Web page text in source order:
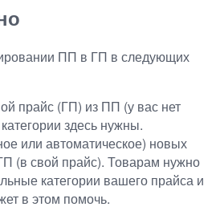
ПП в ГП в следующих
прайс (ГП) из ПП (у вас нет
здесь нужны.
или автоматическое) новых
(в свой прайс). Товарам нужно
категории вашего прайса и
в этом помочь.